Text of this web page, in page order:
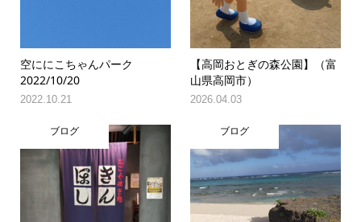
空ににこちゃんパーク
2022/10/20
2022.10.21
【高岡おとぎの森公園】（富
山県高岡市）
2026.04.03
ブログ ブログ